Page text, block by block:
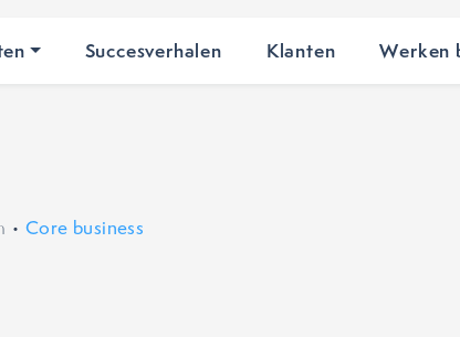
Succesverhalen Klanten Werken
•Core business